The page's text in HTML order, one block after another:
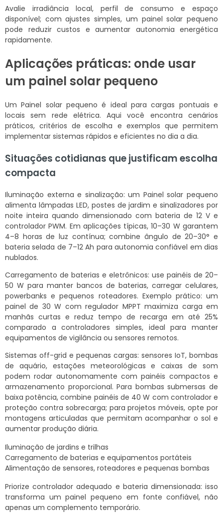
Avalie irradiância local, perfil de consumo e espaço
disponível; com ajustes simples, um painel solar pequeno
pode reduzir custos e aumentar autonomia energética
rapidamente.
Aplicações práticas: onde usar
um painel solar pequeno
Um Painel solar pequeno é ideal para cargas pontuais e
locais sem rede elétrica. Aqui você encontra cenários
práticos, critérios de escolha e exemplos que permitem
implementar sistemas rápidos e eficientes no dia a dia.
Situações cotidianas que justificam escolha
compacta
Iluminação externa e sinalização: um Painel solar pequeno
alimenta lâmpadas LED, postes de jardim e sinalizadores por
noite inteira quando dimensionado com bateria de 12 V e
controlador PWM. Em aplicações típicas, 10–30 W garantem
4–8 horas de luz contínua; combine ângulo de 20–30° e
bateria selada de 7–12 Ah para autonomia confiável em dias
nublados.
Carregamento de baterias e eletrônicos: use painéis de 20–
50 W para manter bancos de baterias, carregar celulares,
powerbanks e pequenos roteadores. Exemplo prático: um
painel de 30 W com regulador MPPT maximiza carga em
manhãs curtas e reduz tempo de recarga em até 25%
comparado a controladores simples, ideal para manter
equipamentos de vigilância ou sensores remotos.
Sistemas off-grid e pequenas cargas: sensores IoT, bombas
de aquário, estações meteorológicas e caixas de som
podem rodar autonomamente com painéis compactos e
armazenamento proporcional. Para bombas submersas de
baixa potência, combine painéis de 40 W com controlador e
proteção contra sobrecarga; para projetos móveis, opte por
montagens articuladas que permitam acompanhar o sol e
aumentar produção diária.
Iluminação de jardins e trilhas
Carregamento de baterias e equipamentos portáteis
Alimentação de sensores, roteadores e pequenas bombas
Priorize controlador adequado e bateria dimensionada: isso
transforma um painel pequeno em fonte confiável, não
apenas um complemento temporário.